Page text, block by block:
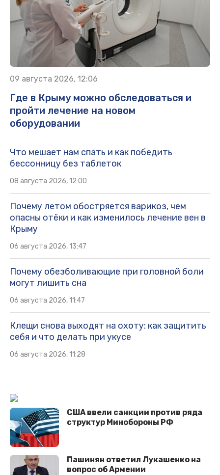
09 августа 2026, 12:06
Где в Крыму можно обследоваться и
пройти лечение на новом
оборудовании
Что мешает нам спать и как победить
бессонницу без таблеток
08 августа 2026, 12:00
Почему летом обостряется варикоз, чем
опасны отёки и как изменилось лечение вен в
Крыму
06 августа 2026, 13:47
Почему обезболивающие при головной боли
могут лишить сна
06 августа 2026, 11:47
Клещи снова выходят на охоту: как защитить
себя и что делать при укусе
06 августа 2026, 11:28
США ввели санкции против ряда
структур Минобороны РФ
Пашинян ответил Лукашенко на
вопрос об Армении